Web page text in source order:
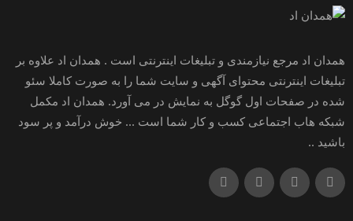
همدان اد مرجع نیازمندی و تبلیغات اینترنتی است . همدان اد علاوه بر
تبلیغات اینترنتی محتوای آگهی و سایت شما را به صورت کاملا سئو
شده در صفحات اول گوگل به نمایش در می آورد. همدان اد مکمل
شبکه هاب اجتماعی کسب و کار شما است ... خوش درآمد و پر سود
باشید ..